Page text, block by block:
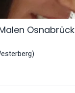
Osnabrück